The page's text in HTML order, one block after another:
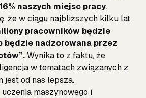
naszych miejsc pracy.
że w ciągu najbliższych kilku lat
pracowników będzie
będzie nadzorowana przez
Wynika to z faktu, że
w tematach związanych z
jest od nas lepsza.
maszynowego i